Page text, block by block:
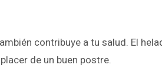
contribuye a tu salud. El
de un buen postre.